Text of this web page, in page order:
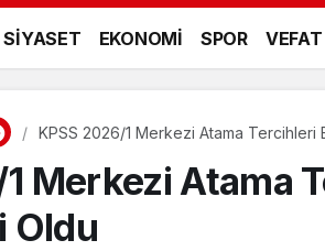
SİYASET EKONOMİ SPOR VEFAT
KPSS 2026/1 Merkezi Atama Tercihleri
Merkezi Atama
Oldu